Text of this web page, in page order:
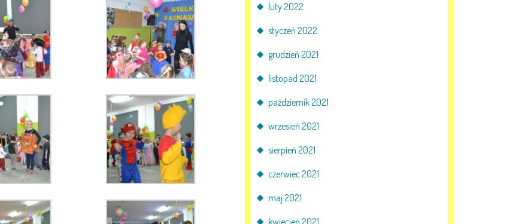
luty 2022
styczeń 2022
grudzień 2021
listopad 2021
październik 2021
wrzesień 2021
sierpień 2021
czerwiec 2021
maj 2021
kwiecień 2021